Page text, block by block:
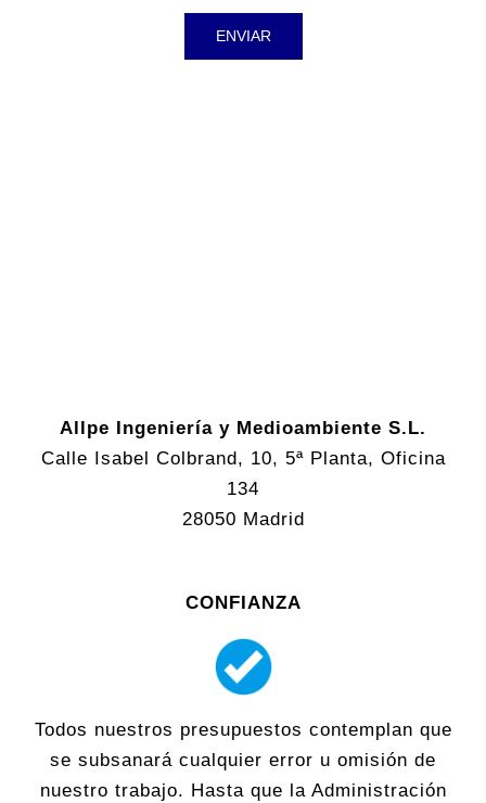
Allpe Ingeniería y Medioambiente S.L.
Calle Isabel Colbrand, 10, 5ª Planta, Oficina
134
28050 Madrid
CONFIANZA
Todos nuestros presupuestos contemplan que
se subsanará cualquier error u omisión de
nuestro trabajo. Hasta que la Administración